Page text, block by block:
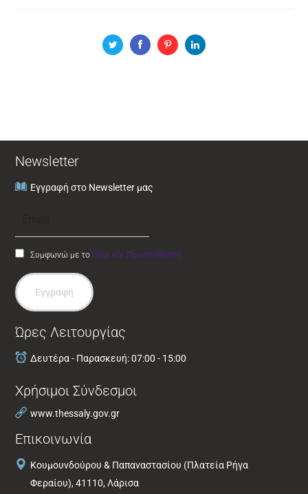
Newsletter
Εγγραφή στο Newsletter μας
Συμφωνώ με τοΌροι και Προϋποθέσεις
Εγγραφή
Ώρες Λειτουργίας
Δευτέρα - Παρασκευή: 07:00 - 15:00
Χρήσιμοι Σύνδεσμοι
www.thessaly.gov.gr
Επικοινωνία
Κουμουνδούρου & Παπαναστασίου (Πλατεία Ρήγα
Φεραίου), 41110, Λάρισα